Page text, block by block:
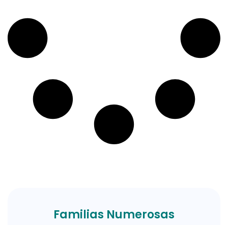
Familias Numerosas